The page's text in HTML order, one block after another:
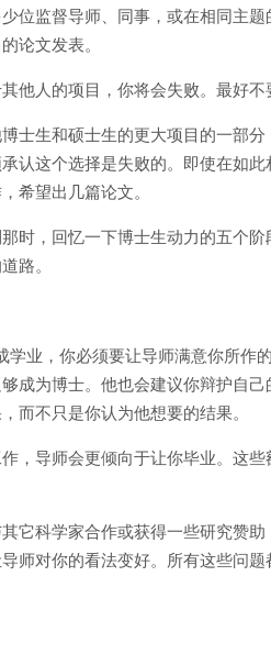
位监督导师、同事，或在相同主
论文发表。
他人的项目，你将会失败。最好不
士生和硕士生的更大项目的一部
认这个选择是失败的。即使在如
希望出几篇论文。
时，回忆一下博士生动力的五个
路。
业，你必须要让导师满意你所作
成为博士。他也会建议你辩护自
而不只是你认为他想要的结果。
，导师会更倾向于让你毕业。这
它科学家合作或获得一些研究赞
师对你的看法变好。所有这些问